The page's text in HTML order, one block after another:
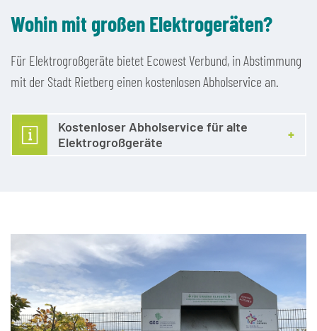
Wohin mit großen Elektrogeräten?
Für Elektrogroßgeräte bietet Ecowest Verbund, in Abstimmung
mit der Stadt Rietberg einen kostenlosen Abholservice an.
Kostenloser Abholservice für alte
Elektrogroßgeräte